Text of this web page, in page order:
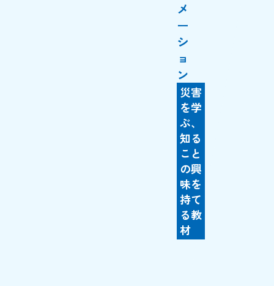
メ
ー
シ
ョ
ン
災害
を学
ぶ、
知る
こと
の興
味を
持て
る教
材